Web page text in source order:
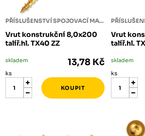
PŘÍSLUŠENSTVÍ SPOJOVACÍ MATERIÁL
Vrut konstrukční 8,0x200
talíř.hl. TX40 ZZ
skladem 13,78 Kč
ks
Vrut
talíř.hl.
skladem
ks